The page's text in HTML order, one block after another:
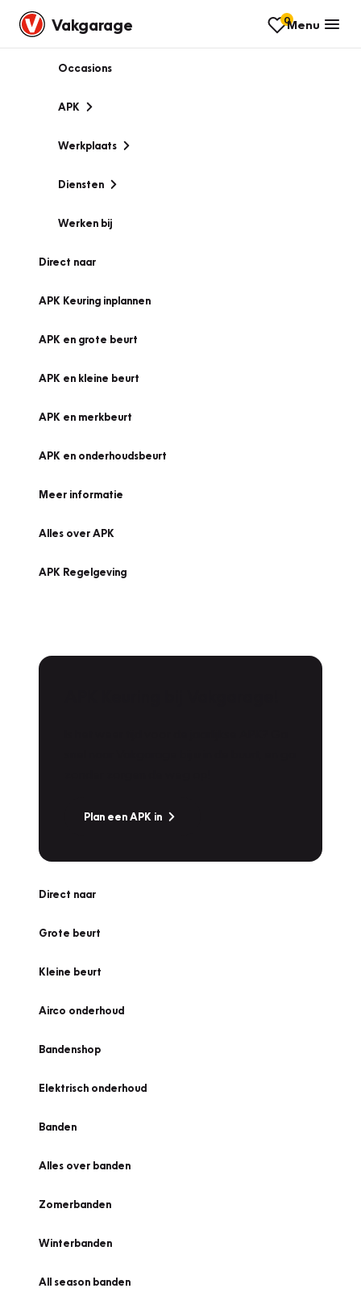
Vakgarage 0Menu
Occasions
APK
Werkplaats
Diensten
Werken bij
Direct naar
APK Keuring inplannen
APK en grote beurt
APK en kleine beurt
APK en merkbeurt
APK en onderhoudsbeurt
Meer informatie
Alles over APK
APK Regelgeving
Plan een APK in
Direct naar
Grote beurt
Kleine beurt
Airco onderhoud
Bandenshop
Elektrisch onderhoud
Banden
Alles over banden
Zomerbanden
Winterbanden
All season banden